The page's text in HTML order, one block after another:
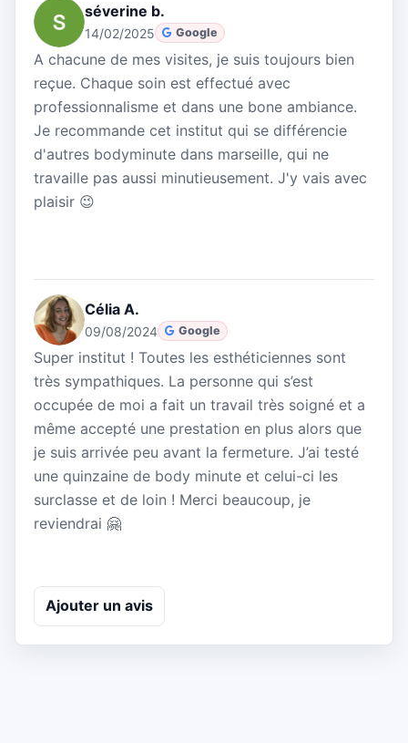
séverine b.
14/02/2025 Google
A chacune de mes visites, je suis toujours bien
reçue. Chaque soin est effectué avec
professionnalisme et dans une bone ambiance.
Je recommande cet institut qui se différencie
d'autres bodyminute dans marseille, qui ne
travaille pas aussi minutieusement. J'y vais avec
plaisir 😉
Célia A.
09/08/2024 Google
Super institut ! Toutes les esthéticiennes sont
très sympathiques. La personne qui s’est
occupée de moi a fait un travail très soigné et a
même accepté une prestation en plus alors que
je suis arrivée peu avant la fermeture. J’ai testé
une quinzaine de body minute et celui-ci les
surclasse et de loin ! Merci beaucoup, je
reviendrai 🤗
Ajouter un avis